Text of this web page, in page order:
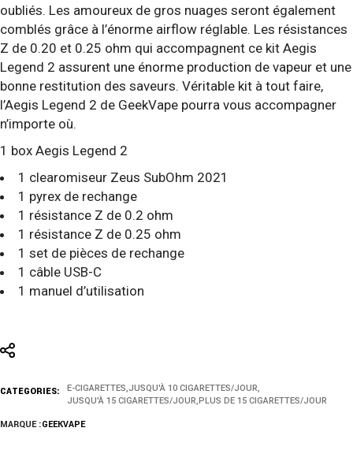
oubliés. Les amoureux de gros nuages seront également
comblés grâce à l’énorme airflow réglable. Les résistances
Z de 0.20 et 0.25 ohm qui accompagnent ce kit Aegis
Legend 2 assurent une énorme production de vapeur et une
bonne restitution des saveurs. Véritable kit à tout faire,
l’Aegis Legend 2 de GeekVape pourra vous accompagner
n’importe où.
1 box Aegis Legend 2
1 clearomiseur Zeus SubOhm 2021
1 pyrex de rechange
1 résistance Z de 0.2 ohm
1 résistance Z de 0.25 ohm
1 set de pièces de rechange
1 câble USB-C
1 manuel d’utilisation
CATEGORIES: E-CIGARETTES,JUSQU'À 10 CIGARETTES/JOUR,
JUSQU'À 15 CIGARETTES/JOUR,PLUS DE 15 CIGARETTES/JOUR
MARQUE :GEEKVAPE